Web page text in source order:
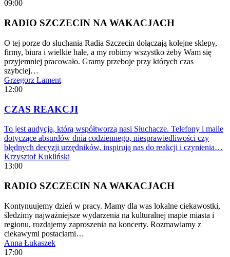
09:00
RADIO SZCZECIN NA WAKACJACH
O tej porze do słuchania Radia Szczecin dołączają kolejne sklepy,
firmy, biura i wielkie hale, a my robimy wszystko żeby Wam się
przyjemniej pracowało. Gramy przeboje przy których czas
szybciej…
Grzegorz Lament
12:00
CZAS REAKCJI
To jest audycja, którą współtworzą nasi Słuchacze. Telefony i maile
dotyczące absurdów dnia codziennego, niesprawiedliwości czy
błędnych decyzji urzędników, inspirują nas do reakcji i czynienia…
Krzysztof Kukliński
13:00
RADIO SZCZECIN NA WAKACJACH
Kontynuujemy dzień w pracy. Mamy dla was lokalne ciekawostki,
śledzimy najważniejsze wydarzenia na kulturalnej mapie miasta i
regionu, rozdajemy zaproszenia na koncerty. Rozmawiamy z
ciekawymi postaciami…
Anna Łukaszek
17:00